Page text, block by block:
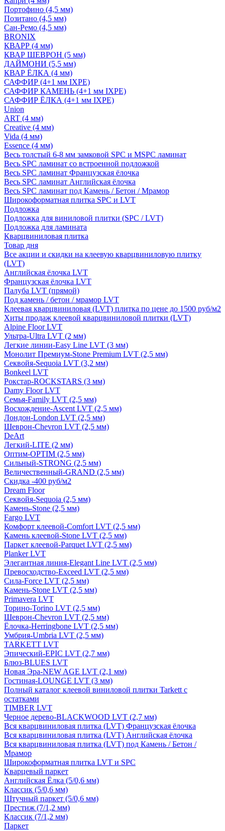
Портофино (4,5 мм)
Позитано (4,5 мм)
Сан-Ремо (4,5 мм)
BRONIX
КВАРР (4 мм)
КВАР ШЕВРОН (5 мм)
ДАЙМОНИ (5,5 мм)
КВАР ЁЛКА (4 мм)
САФФИР (4+1 мм IXPE)
САФФИР КАМЕНЬ (4+1 мм IXPE)
САФФИР ЁЛКА (4+1 мм IXPE)
Union
ART (4 мм)
Creative (4 мм)
Vida (4 мм)
Essence (4 мм)
Весь толстый 6-8 мм замковой SPC и MSPC ламинат
Весь SPC ламинат со встроенной подложкой
Весь SPC ламинат Французская ёлочка
Весь SPC ламинат Английская ёлочка
Весь SPC ламинат под Камень / Бетон / Мрамор
Широкоформатная плитка SPC и LVT
Подложка
Подложка для виниловой плитки (SPC / LVT)
Подложка для ламината
Кварцвиниловая плитка
Товар дня
Все акции и скидки на клеевую кварцвиниловую плитку
(LVT)
Английская ёлочка LVT
Французская ёлочка LVT
Палуба LVT (прямой)
Под камень / бетон / мрамор LVT
Клеевая кварцвиниловая (LVT) плитка по цене до 1500 руб/м2
Хиты продаж клеевой кварцвиниловой плитки (LVT)
Alpine Floor LVT
Ультра-Ultra LVT (2 мм)
Легкие линии-Easy Line LVT (3 мм)
Монолит Премиум-Stone Premium LVT (2,5 мм)
Секвойя-Sequoia LVT (3,2 мм)
Bonkeel LVT
Рокстар-ROCKSTARS (3 мм)
Damy Floor LVT
Семья-Family LVT (2,5 мм)
Восхождение-Ascent LVT (2,5 мм)
Лондон-London LVT (2,5 мм)
Шеврон-Chevron LVT (2,5 мм)
DeArt
Легкий-LITE (2 мм)
Оптим-OPTIM (2,5 мм)
Сильный-STRONG (2,5 мм)
Величественный-GRAND (2,5 мм)
Скидка -400 руб/м2
Dream Floor
Секвойя-Sequoia (2,5 мм)
Камень-Stone (2,5 мм)
Fargo LVT
Комфорт клеевой-Comfort LVT (2,5 мм)
Камень клеевой-Stone LVT (2,5 мм)
Паркет клеевой-Parquet LVT (2,5 мм)
Planker LVT
Элегантная линия-Elegant Line LVT (2,5 мм)
Превосходство-Exceed LVT (2,5 мм)
Сила-Force LVT (2,5 мм)
Камень-Stone LVT (2,5 мм)
Primavera LVT
Торино-Torino LVT (2,5 мм)
Шеврон-Chevron LVT (2,5 мм)
Ёлочка-Herringbone LVT (2,5 мм)
Умбрия-Umbria LVT (2,5 мм)
TARKETT LVT
Эпический-EPIC LVT (2,7 мм)
Блюз-BLUES LVT
Новая Эра-NEW AGE LVT (2,1 мм)
Гостиная-LOUNGE LVT (3 мм)
Полный каталог клеевой виниловой плитки Tarkett с
остатками
TIMBER LVT
Черное дерево-BLACKWOOD LVT (2,7 мм)
Вся кварцвиниловая плитка (LVT) Французская ёлочка
Вся кварцвиниловая плитка (LVT) Английская ёлочка
Вся кварцвиниловая плитка (LVT) под Камень / Бетон /
Мрамор
Широкоформатная плитка LVT и SPC
Кварцевый паркет
Английская Ёлка (5/0,6 мм)
Классик (5/0,6 мм)
Штучный паркет (5/0,6 мм)
Престиж (7/1,2 мм)
Классик (7/1,2 мм)
Паркет